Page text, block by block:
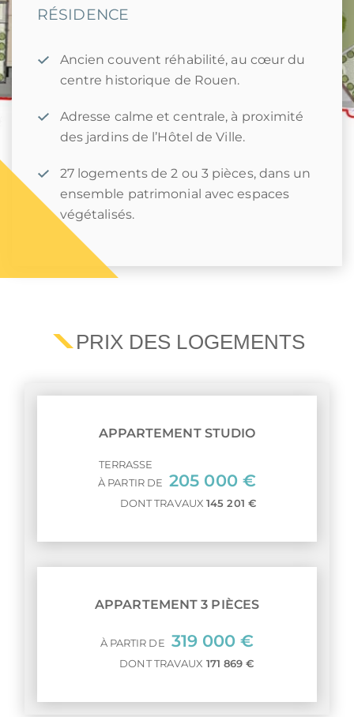
RÉSIDENCE
Ancien couvent réhabilité, au cœur du
centre historique de Rouen.
Adresse calme et centrale, à proximité
des jardins de l’Hôtel de Ville.
27 logements de 2 ou 3 pièces, dans un
ensemble patrimonial avec espaces
végétalisés.
PRIX DES LOGEMENTS
APPARTEMENT STUDIO
TERRASSE
À PARTIR DE
205 000 €
DONT TRAVAUX145 201 €
APPARTEMENT 3 PIÈCES
À PARTIR DE 319 000 €
DONT TRAVAUX 171 869 €